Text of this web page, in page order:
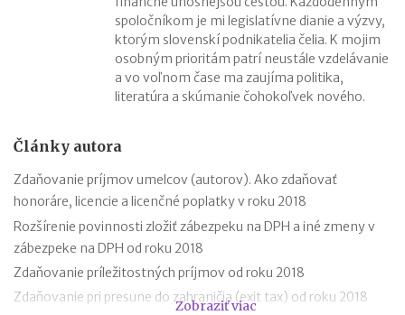
spoločníkom je mi legislatívne dianie a výzvy,
ktorým slovenskí podnikatelia čelia. K mojim
osobným prioritám patrí neustále vzdelávanie
a vo voľnom čase ma zaujíma politika,
literatúra a skúmanie čohokoľvek nového.
Články autora
Zdaňovanie príjmov umelcov (autorov). Ako zdaňovať
honoráre, licencie a licenčné poplatky v roku 2018
Rozšírenie povinnosti zložiť zábezpeku na DPH a iné zmeny v
zábezpeke na DPH od roku 2018
Zdaňovanie príležitostných príjmov od roku 2018
Zdaňovanie pri presune do zahraničia (exit tax) od roku 2018
Zobraziť viac